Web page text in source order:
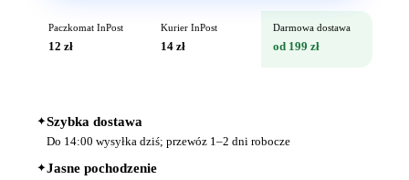
Paczkomat InPost
12 zł
Kurier InPost
14 zł
Darmowa dostawa
od 199 zł
✦Szybka dostawa
Do 14:00 wysyłka dziś; przewóz 1–2 dni robocze
✦Jasne pochodzenie